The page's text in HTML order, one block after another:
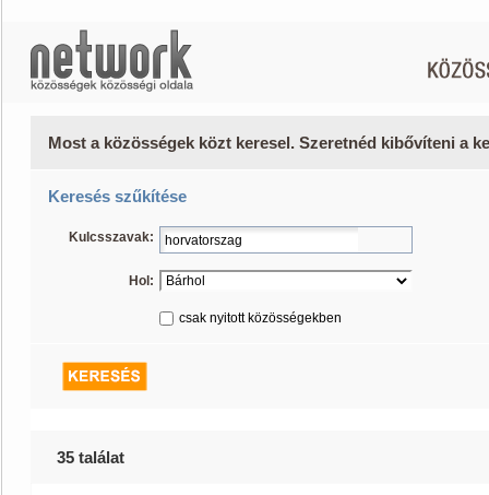
Most a közösségek közt keresel. Szeretnéd kibővíteni a
Keresés szűkítése
Kulcsszavak:
Hol:
csak nyitott közösségekben
35 találat